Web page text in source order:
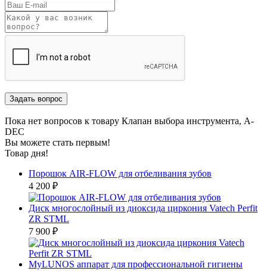
Пока нет вопросов к товару Клапан выбора инструмента, A-
DEC
Вы можете стать первым!
Товар дня!
Порошок AIR-FLOW для отбеливания зубов
4 200 ₽
Диск многослойный из диоксида циркония Vatech Perfit
ZR STML
7 900 ₽
MyLUNOS аппарат для профессиональной гигиены